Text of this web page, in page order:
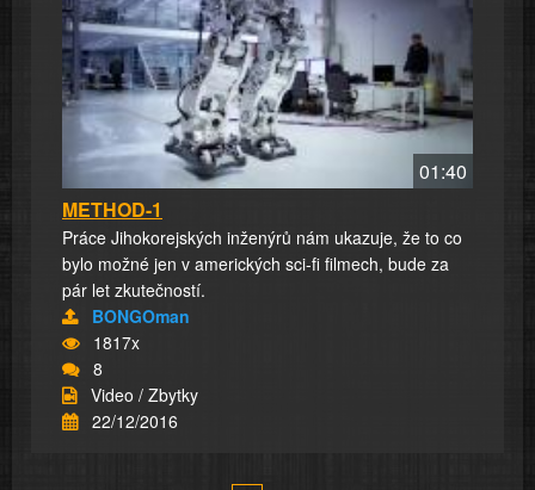
01:40
METHOD-1
Práce Jihokorejských inženýrů nám ukazuje, že to co
bylo možné jen v amerických sci-fi filmech, bude za
pár let zkutečností.
BONGOman
1817x
8
Video / Zbytky
22/12/2016